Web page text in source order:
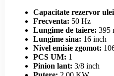
Capacitate rezervor
Frecventa: 50 Hz
Lungime de taiere: 395
Lungime sina: 16 inch
Nivel emisie zgomot:
PCS UM: 1
Pinion lant: 3/8 inch